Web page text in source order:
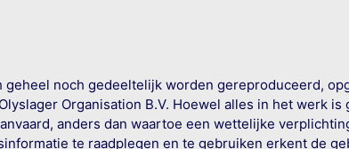
noch gedeeltelijk worden gereproduceerd,
Organisation B.V. Hoewel alles in het werk
anders dan waartoe een wettelijke
te raadplegen en te gebruiken erkent de